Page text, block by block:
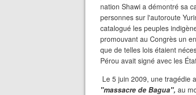
nation Shawi a démontré sa
personnes sur l'autoroute
catalogué les peuples
promouvant au Congrès un
que de telles lois étaient
Pérou avait signé avec les
Le 5 juin 2009, une tragédie
"massacre de Bagua", au